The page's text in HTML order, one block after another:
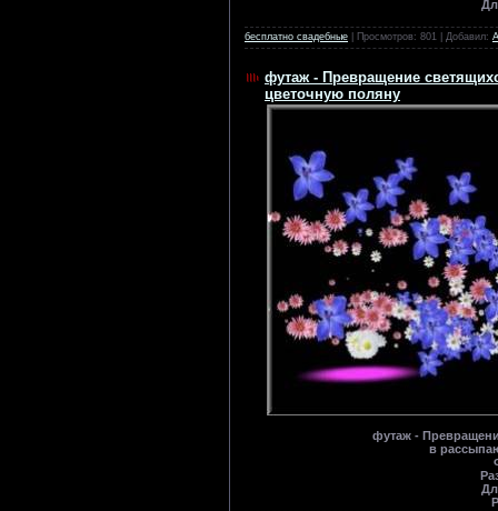
бесплатно свадебные | Просмотров: 801 | Добавил:
футаж - Превращение
цветочную поляну
футаж -
в